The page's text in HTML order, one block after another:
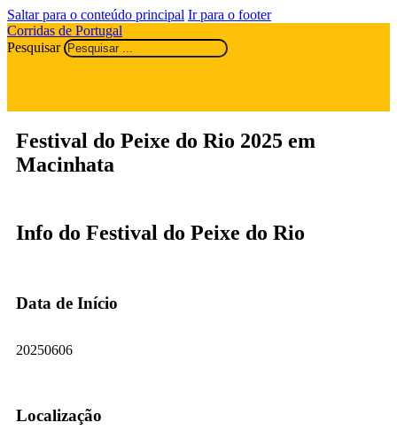
Saltar para o conteúdo principal Ir para o footer
Corridas de Portugal
Pesquisar
Festival do Peixe do Rio 2025 em
Macinhata
Info do Festival do Peixe do Rio
Data de Início
20250606
Localização